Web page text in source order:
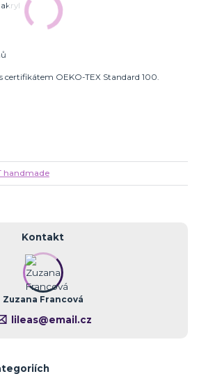
akryl
certifikátem OEKO-TEX Standard 100.
handmade
Kontakt
Zuzana Francová
lileas@email.cz